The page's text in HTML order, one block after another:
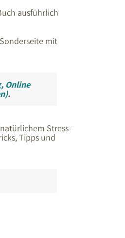
ausführlich
mit
Online
.
Stress-
Tipps und